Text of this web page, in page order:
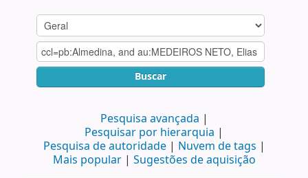
Buscar
Pesquisa avançada
Pesquisar por hierarquia
Pesquisa de autoridade
Nuvem de tags
Mais popular
Sugestões de aquisição